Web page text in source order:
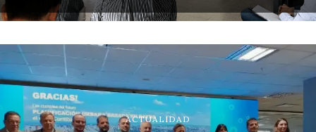
ACTUALIDAD